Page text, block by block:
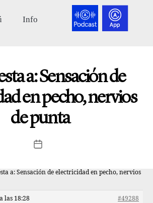
a: Sensación de
en pecho, nervios
de punta
a: Sensación de electricidad en pecho, nervios
las 18:28
#49288